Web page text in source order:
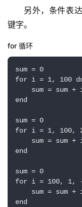
另外，条件表
键字。
for 循环
sum = 0
for i = 1, 100
sum = sum +
end
sum = 0
for i = 1, 100,
sum = sum +
end
sum = 0
for i = 100, 1,
sum = sum +
end